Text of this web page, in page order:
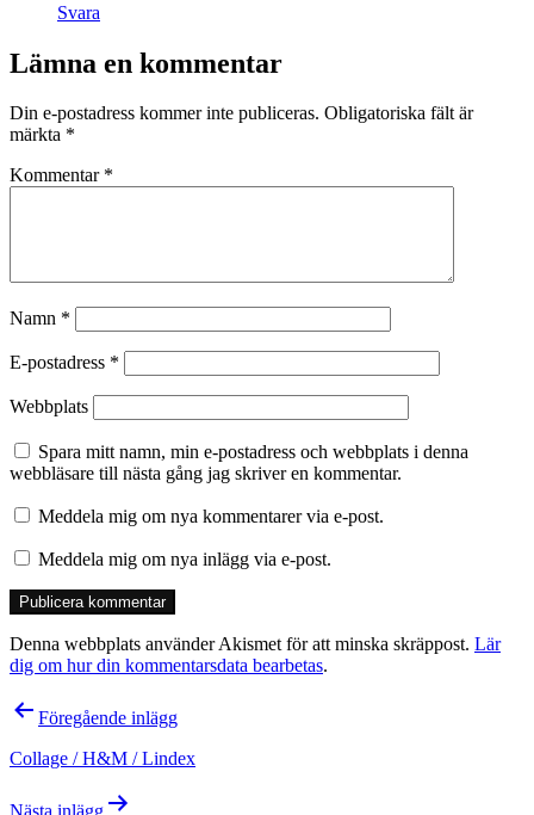
Svara
Lämna en kommentar
Din e-postadress kommer inte publiceras. Obligatoriska fält är
märkta *
Kommentar *
Namn *
E-postadress *
Webbplats
Spara mitt namn, min e-postadress och webbplats i denna
webbläsare till nästa gång jag skriver en kommentar.
Meddela mig om nya kommentarer via e-post.
Meddela mig om nya inlägg via e-post.
Denna webbplats använder Akismet för att minska skräppost. Lär
dig om hur din kommentarsdata bearbetas.
Inläggsnavigering
Föregående inlägg
Collage / H&M / Lindex